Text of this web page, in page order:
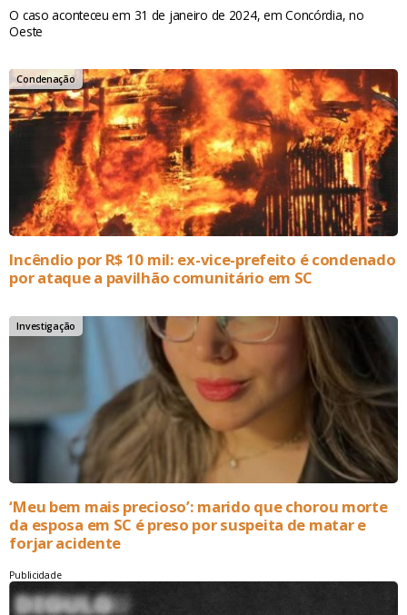
O caso aconteceu em 31 de janeiro de 2024, em Concórdia, no
Oeste
Condenação
Incêndio por R$ 10 mil: ex-vice-prefeito é condenado
por ataque a pavilhão comunitário em SC
Investigação
‘Meu bem mais precioso’: marido que chorou morte
da esposa em SC é preso por suspeita de matar e
forjar acidente
Publicidade